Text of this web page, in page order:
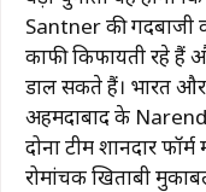
Santnerकी गेंदबाजी
काफी किफायती रहे हैं
डाल सकते हैं। भारत और
अहमदाबाद के
दोनों टीमें शानदार
रोमांचक खिताबी